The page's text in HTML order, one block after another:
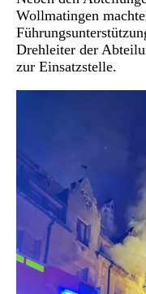
Wollmatingen
Drehleiter der
zur Einsatzstelle.